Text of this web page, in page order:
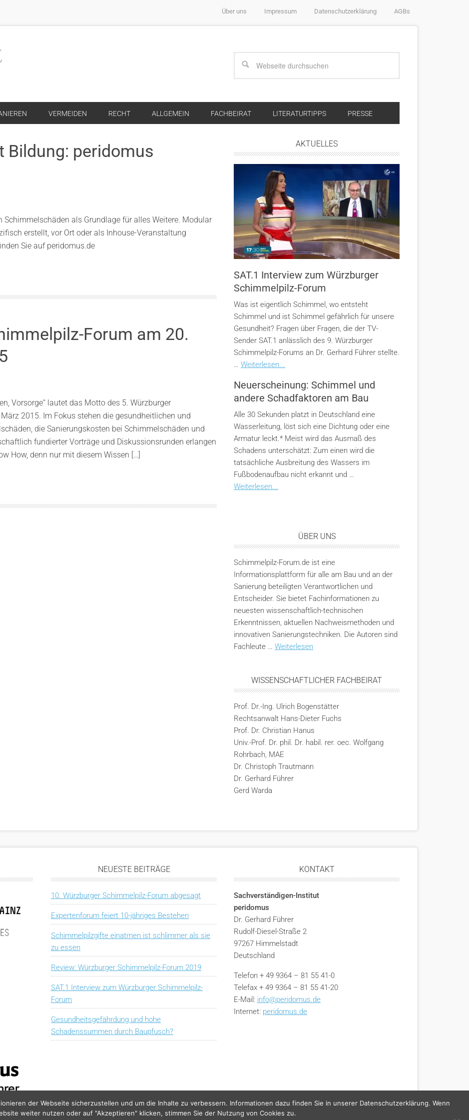
Über uns Impressum Datenschutzerklärung AGBs
VERMEIDEN RECHT ALLGEMEIN FACHBEIRAT LITERATURTIPPS PRESSE
Bildung: peridomus
Schimmelschäden als Grundlage für alles Weitere. Modular
erstellt, vor Ort oder als Inhouse-Veranstaltung
Sie auf peridomus.de
Forum am 20.
Vorsorge“ lautet das Motto des 5. Würzburger
2015. Im Fokus stehen die gesundheitlichen und
die Sanierungskosten bei Schimmelschäden und
fundierter Vorträge und Diskussionsrunden erlangen
How, denn nur mit diesem Wissen […]
AKTUELLES
SAT.1 Interview zum Würzburger
Schimmelpilz-Forum
Was ist eigentlich Schimmel, wo entsteht
Schimmel und ist Schimmel gefährlich für unsere
Gesundheit? Fragen über Fragen, die der TV-
Sender SAT.1 anlässlich des 9. Würzburger
Schimmelpilz-Forums an Dr. Gerhard Führer stellte.
… Weiterlesen...
Neuerscheinung: Schimmel und
andere Schadfaktoren am Bau
Alle 30 Sekunden platzt in Deutschland eine
Wasserleitung, löst sich eine Dichtung oder eine
Armatur leckt.* Meist wird das Ausmaß des
Schadens unterschätzt: Zum einen wird die
tatsächliche Ausbreitung des Wassers im
Fußbodenaufbau nicht erkannt und …
Weiterlesen...
ÜBER UNS
Schimmelpilz-Forum.de ist eine
Informationsplattform für alle am Bau und an der
Sanierung beteiligten Verantwortlichen und
Entscheider. Sie bietet Fachinformationen zu
neuesten wissenschaftlich-technischen
Erkenntnissen, aktuellen Nachweismethoden und
innovativen Sanierungstechniken. Die Autoren sind
Fachleute … Weiterlesen
WISSENSCHAFTLICHER FACHBEIRAT
Prof. Dr.-Ing. Ulrich Bogenstätter
Rechtsanwalt Hans-Dieter Fuchs
Prof. Dr. Christian Hanus
Univ.-Prof. Dr. phil. Dr. habil. rer. oec. Wolfgang
Rohrbach, MAE
Dr. Christoph Trautmann
Dr. Gerhard Führer
Gerd Warda
NEUESTE BEITRÄGE
10. Würzburger Schimmelpilz-Forum abgesagt
Expertenforum feiert 10-jähriges Bestehen
Schimmelpilzgifte einatmen ist schlimmer als sie
zu essen
Review: Würzburger Schimmelpilz-Forum 2019
SAT.1 Interview zum Würzburger Schimmelpilz-
Forum
Gesundheitsgefährdung und hohe
Schadenssummen durch Baupfusch?
KONTAKT
Sachverständigen-Institut
peridomus
Dr. Gerhard Führer
Rudolf-Diesel-Straße 2
97267 Himmelstadt
Deutschland
Telefon + 49 9364 – 81 55 41-0
Telefax + 49 9364 – 81 55 41-20
E-Mail: info@peridomus.de
Internet: peridomus.de
der Webseite sicherzustellen und um die Inhalte zu verbessern. Informationen dazu finden Sie in unserer Datenschutzerklärung. Wenn
weiter nutzen oder auf "Akzeptieren" klicken, stimmen Sie der Nutzung von Cookies zu.